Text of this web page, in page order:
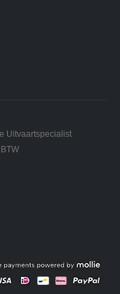
Uitvaartspecialist